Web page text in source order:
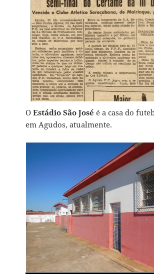
OEstádio São José é a casa do
em Agudos, atualmente.